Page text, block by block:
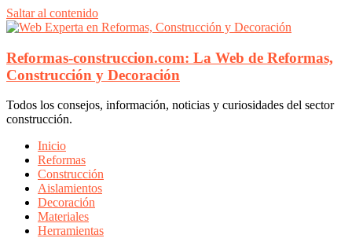
Saltar al contenido
Reformas-construccion.com: La Web de Reformas,
Construcción y Decoración
Todos los consejos, información, noticias y curiosidades del sector
construcción.
Inicio
Reformas
Construcción
Aislamientos
Decoración
Materiales
Herramientas